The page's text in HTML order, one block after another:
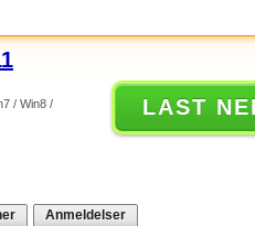
/ Win8 /
LAST
Anmeldelser